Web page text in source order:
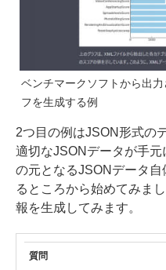
ベンチマークソフトから出
フを生成する例
2つ目の例はJSON形式の
適切なJSONデータが手
の元となるJSONデータ
るところから始めてみま
報を生成してみます。
質問